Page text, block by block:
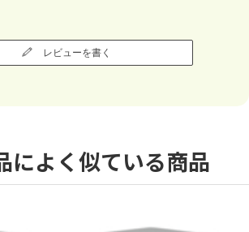
レビューを書く
によく似ている商品